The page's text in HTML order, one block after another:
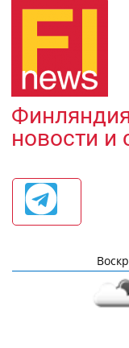
новости и